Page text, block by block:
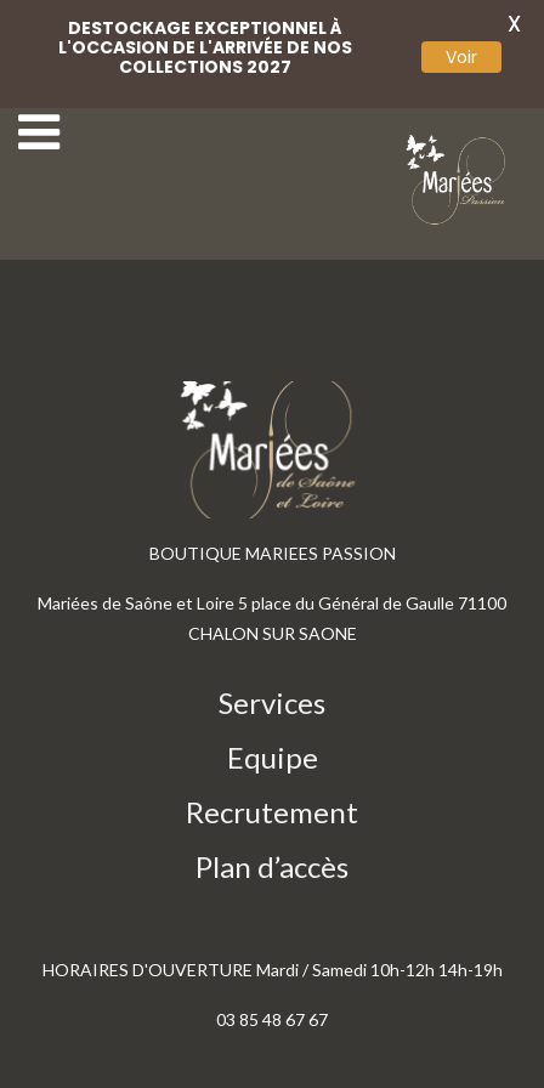
BOUTIQUE MARIEES PASSION
Mariées de Saône et Loire 5 place du Général de Gaulle 71100
CHALON SUR SAONE
Services
Equipe
Recrutement
Plan d’accès
HORAIRES D'OUVERTURE Mardi / Samedi 10h-12h 14h-19h
03 85 48 67 67
DESTOCKAGE EXCEPTIONNEL À
L'OCCASION DE L'ARRIVÉE DE NOS
COLLECTIONS 2027
Voir
X